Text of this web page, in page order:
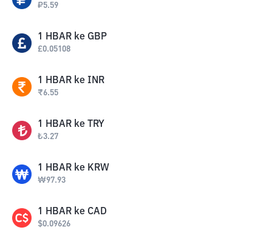
₽5.59
1 HBAR ke GBP
£0.05108
1 HBAR ke INR
₹6.55
1 HBAR ke TRY
₺3.27
1 HBAR ke KRW
₩97.93
1 HBAR ke CAD
$0.09626